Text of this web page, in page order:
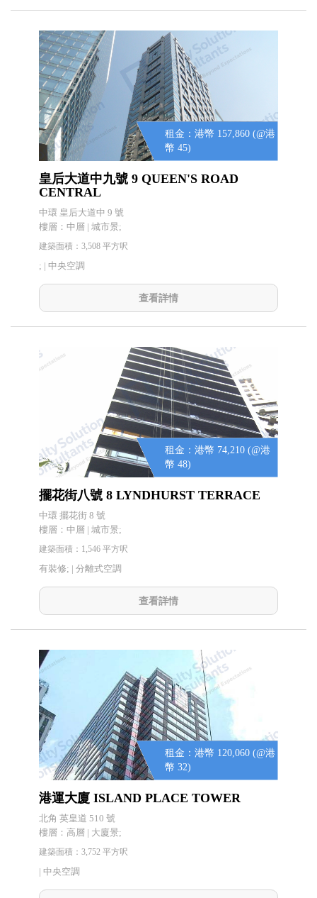
租金：港幣 157,860 (@港
幣 45)
皇后大道中九號 9 QUEEN'S ROAD
CENTRAL
中環 皇后大道中 9 號
樓層：中層 | 城市景;
建築面積：3,508 平方呎
; | 中央空調
查看詳情
租金：港幣 74,210 (@港
幣 48)
擺花街八號 8 LYNDHURST TERRACE
中環 擺花街 8 號
樓層：中層 | 城市景;
建築面積：1,546 平方呎
有裝修; | 分離式空調
查看詳情
租金：港幣 120,060 (@港
幣 32)
港運大廈 ISLAND PLACE TOWER
北角 英皇道 510 號
樓層：高層 | 大廈景;
建築面積：3,752 平方呎
| 中央空調